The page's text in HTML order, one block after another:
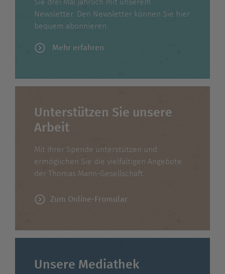
Sie drei Mal jährlich mit unserem
Newsletter. Den Newsletter können Sie hier
bequem abonnieren.
Mehr erfahren
Unterstützen Sie unsere
Arbeit
Mit Ihrer Spende unterstützen und
ermöglichen Sie die vielfältigen Angebote
der Thomas Mann-Gesellschaft.
Zum Online-Fromular
Unsere Mediathek